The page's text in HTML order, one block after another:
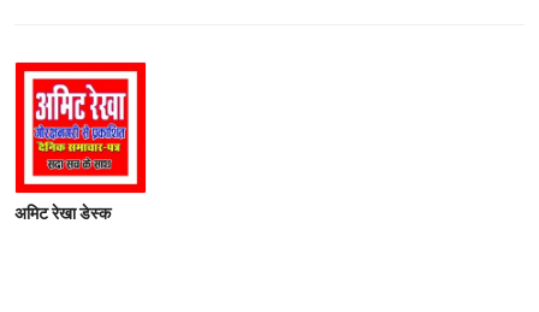
अमिट रेखा डेस्क